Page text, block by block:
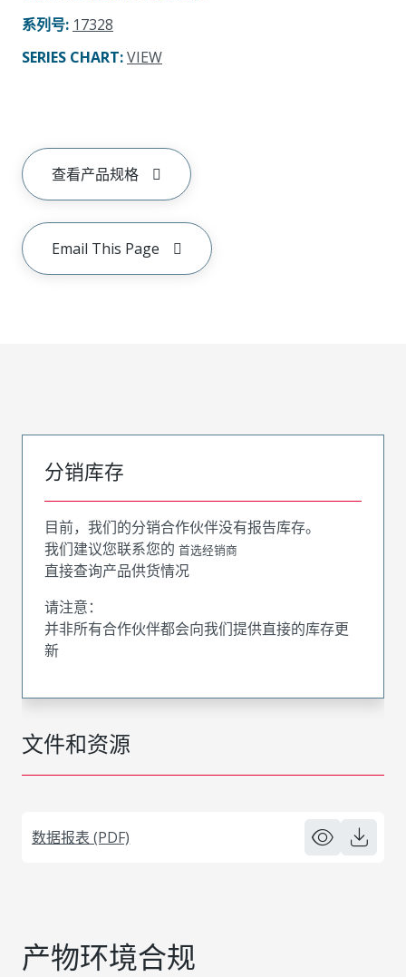
系列号: 17328
SERIES CHART:VIEW
查看产品规格
Email This Page
文件和资源
数据报表 (PDF)
分销库存
目前，我们的分销合作伙伴没有报告库存。
我们建议您联系您的 首选经销商
直接查询产品供货情况
请注意：
并非所有合作伙伴都会向我们提供直接的库存更
新
产物环境合规